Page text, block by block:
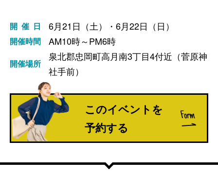
開催日 6月21日（土）・6月22日（日）
開催時間 AM10時～PM6時
開催場所
泉北郡忠岡町高月南3丁目4付近（菅原神
社手前）
このイベントを
予約する